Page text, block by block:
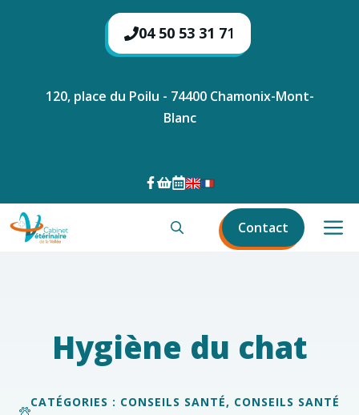
04 50 53 31 71
120, place du Poilu - 74400 Chamonix-Mont-
Blanc
Contact
Hygiène du chat
CATÉGORIES : CONSEILS SANTÉ, CONSEILS SANTÉ